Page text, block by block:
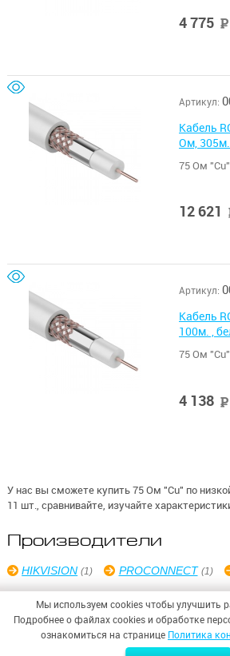
4 775
Артикул:
Кабель
Ом, 305м.
75 Ом "Cu"
12 621
Артикул:
Кабель
100м. ,
75 Ом "Cu"
4 138
У нас вы сможете купить 75 Ом "Cu" по
11 шт., сравнивайте, изучайте
Производители
HIKVISION (1) PROCONNECT (1)
ООО «СИНТЕЗ
Мы используем cookies чтобы улучшить
Подробнее о файлах cookies и обработке
ознакомиться на странице Политика